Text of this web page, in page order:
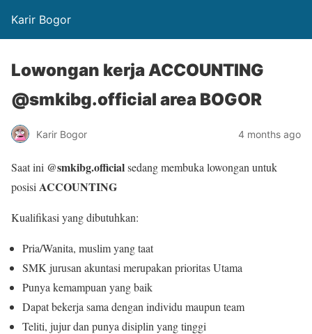
Karir Bogor
Lowongan kerja ACCOUNTING
@smkibg.official area BOGOR
Karir Bogor 4 months ago
Saat ini @smkibg.officialsedang membuka lowongan untuk
posisi ACCOUNTING
Kualifikasi yang dibutuhkan:
Pria/Wanita, muslim yang taat
SMK jurusan akuntasi merupakan prioritas Utama
Punya kemampuan yang baik
Dapat bekerja sama dengan individu maupun team
Teliti, jujur dan punya disiplin yang tinggi